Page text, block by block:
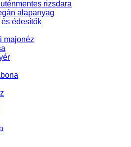
rizsdara
alapanyag
és édesítők
majonéz